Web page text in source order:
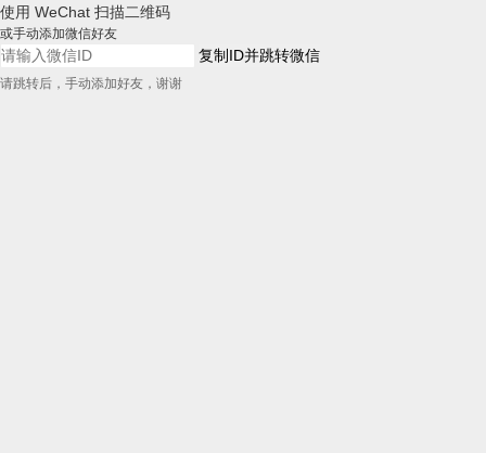
使用 WeChat 扫描二维码
或手动添加微信好友
复制ID并跳转微信
请跳转后，手动添加好友，谢谢